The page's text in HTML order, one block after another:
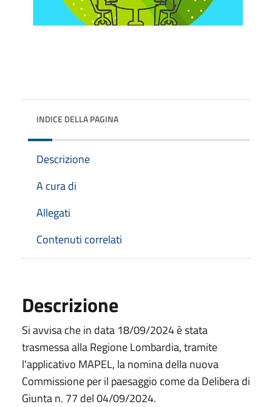
INDICE DELLA PAGINA
Descrizione
A cura di
Allegati
Contenuti correlati
Descrizione
Si avvisa che in data 18/09/2024 è stata
trasmessa alla Regione Lombardia, tramite
l'applicativo MAPEL, la nomina della nuova
Commissione per il paesaggio come da Delibera di
Giunta n. 77 del 04/09/2024.